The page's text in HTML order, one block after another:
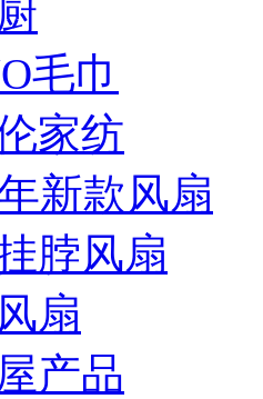
毛巾
家纺
新款风扇
脖风扇
扇
产品